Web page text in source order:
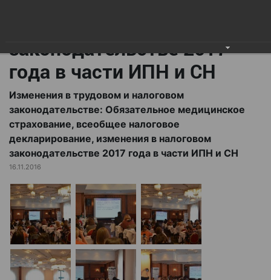
законодательстве 2017
года в части ИПН и СН
Изменения в трудовом и налоговом
законодательстве: Обязательное медицинское
страхование, всеобщее налоговое
декларирование, изменения в налоговом
законодательстве 2017 года в части ИПН и СН
16.11.2016